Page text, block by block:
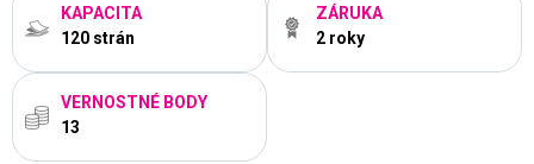
KAPACITA
120 strán
ZÁRUKA
2 roky
VERNOSTNÉ BODY
13